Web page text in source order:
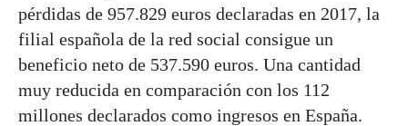
pérdidas de 957.829 euros declaradas en 2017, la
filial española de la red social consigue un
beneficio neto de 537.590 euros. Una cantidad
muy reducida en comparación con los 112
millones declarados como ingresos en España.